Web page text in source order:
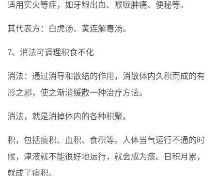
适用实火等症，如牙龈出血、喉咙肿痛、便秘等。
其代表方：白虎汤、黄连解毒汤。
7、消法可调理积食不化
消法：通过消导和散结的作用，消散体内久积而成的有
形之邪，使之渐消缓散一种治疗方法。
消法，就是消掉体内的各种积聚。
积，包括痰积、血积、食积等。人体当气运行不通的时
候，津液就不能很好地运行，就会成为痰。日积月累，
就成了痰积。